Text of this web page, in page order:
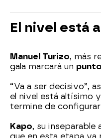
El nivel está
Manuel Turizo, más
gala marcará un
“Va a ser decisivo”,
el nivel está altísimo
termine de configurar
Kapo, su inseparable